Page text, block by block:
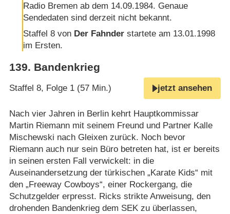
Radio Bremen ab dem 14.09.1984. Genaue
Sendedaten sind derzeit nicht bekannt.
Staffel 8 von Der Fahnder startete am 13.01.1998
im Ersten.
139. Bandenkrieg
Staffel 8, Folge 1 (57 Min.) jetzt ansehen
Nach vier Jahren in Berlin kehrt Hauptkommissar
Martin Riemann mit seinem Freund und Partner Kalle
Mischewski nach Gleixen zurück. Noch bevor
Riemann auch nur sein Büro betreten hat, ist er bereits
in seinen ersten Fall verwickelt: in die
Auseinandersetzung der türkischen „Karate Kids“ mit
den „Freeway Cowboys“, einer Rockergang, die
Schutzgelder erpresst. Ricks strikte Anweisung, den
drohenden Bandenkrieg dem SEK zu überlassen,